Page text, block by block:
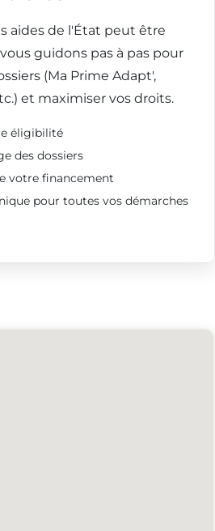
aides de l'État peut être
guidons pas à pas pour
(Ma Prime Adapt',
et maximiser vos droits.
éligibilité
des dossiers
votre financement
pour toutes vos démarches